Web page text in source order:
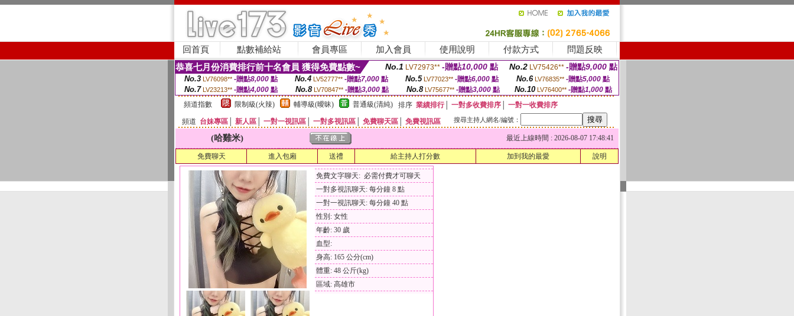
回首頁 點數補給站 會員專區 加入會員 使用說明 付款方式 問題反映
恭喜七月份消費排行前十名會員 獲得免費點數~ No.1 LV72973** -贈點10,000 點 No.2 LV75426** -贈點9,000 點
No.3 LV76098** -贈點8,000點 No.4 LV52777** -贈點7,000點 No.5 LV77023** -贈點6,000點 No.6 LV76835** -贈點5,000點
No.7 LV23213** -贈點4,000 點 No.8 LV70847** -贈點3,000 點 No.8 LV75677** -贈點3,000點 No.10 LV76400** -贈點1,000 點
頻道指數
限制級(火辣) 輔導級(曖昧) 普通級(清純) 排序 業績排行│ 一對多收費排序
一對一收費排序
頻道 台妹專區 新人區 一對一視訊區 一對多視訊區 免費聊天區 免費視訊區 搜尋主持人網名/編號：
(哈雞米) 最近上線時間 : 2026-08-07 17:48:41
免費聊天 進入包廂 送禮 給主持人打分數 加到我的最愛 說明
免費文字聊天: 必需付費才可聊天
一對多視訊聊天: 每分鐘 8 點
一對一視訊聊天: 每分鐘 40 點
性別: 女性
年齡: 30 歲
血型:
身高: 165 公分(cm)
體重: 48 公斤(kg)
區域: 高雄市